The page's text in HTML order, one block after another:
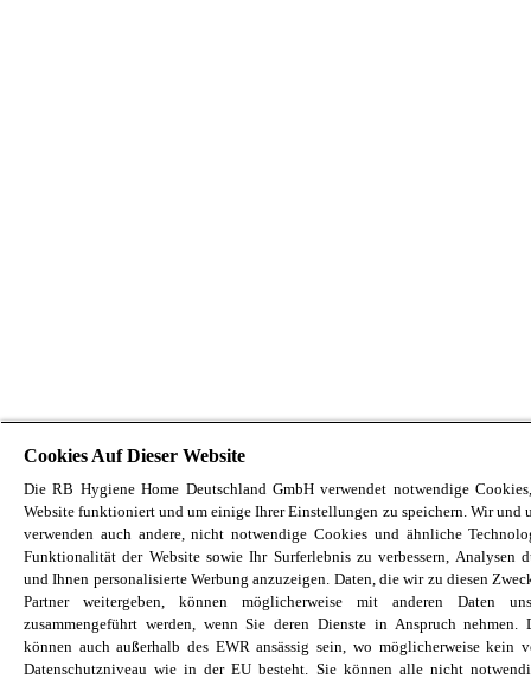
Cookies Auf Dieser Website
Die RB Hygiene Home Deutschland GmbH verwendet notwendige
Website funktioniert und um einige Ihrer Einstellungen zu speichern. Wir und
verwenden auch andere, nicht notwendige Cookies und ähnliche
Funktionalität der Website sowie Ihr Surferlebnis zu verbessern, Analysen
und Ihnen personalisierte Werbung anzuzeigen. Daten, die wir zu diesen
Partner weitergeben, können möglicherweise mit anderen Daten
zusammengeführt werden, wenn Sie deren Dienste in Anspruch nehmen.
können auch außerhalb des EWR ansässig sein, wo möglicherweise kein
Datenschutzniveau wie in der EU besteht. Sie können alle nicht